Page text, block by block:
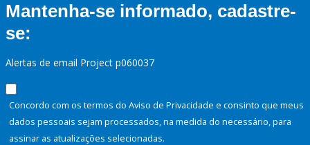
Mantenha-se informado, cadastre-
se:
Alertas de email Project p060037
Concordo com os termos do Aviso de Privacidade e consinto que meus
dados pessoais sejam processados, na medida do necessário, para
assinar as atualizações selecionadas.